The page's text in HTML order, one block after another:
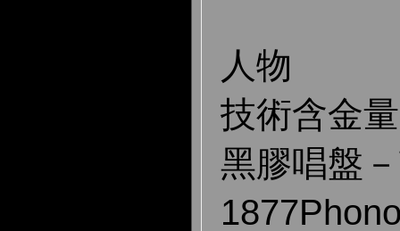
人物
技術含金
黑膠唱盤